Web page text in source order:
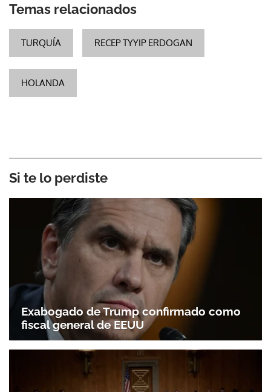
Temas relacionados
TURQUÍA RECEP TYYIP ERDOGAN
HOLANDA
Si te lo perdiste
Exabogado de Trump confirmado como
fiscal general de EEUU